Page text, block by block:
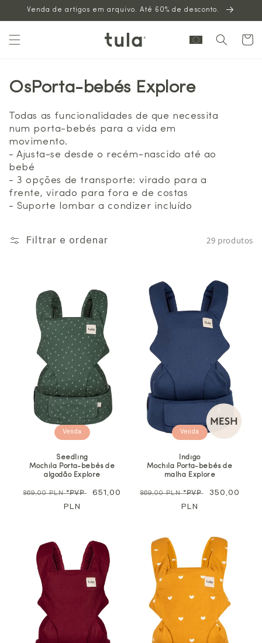
para o
Venda de artigos em arquivo. Até 60% de desconto.
Carrinho
OsPorta-bebés Explore
Todas as funcionalidades de que necessita
num porta-bebés para a vida em
movimento.
- Ajusta-se desde o recém-nascido até ao
bebé
- 3 opções de transporte: virado para a
frente, virado para fora e de costas
- Suporte lombar a condizer incluído
Filtrar e ordenar 29 produtos
Venda
Seedling
Mochila Porta-bebés de
algodão Explore
Preço
869,00 PLN*PVP
Preço
651,00
PLN
Venda
Indigo
Mochila Porta-bebés de
malha Explore
Preço
869,00 PLN*PVP
Preço
350,00
PLN